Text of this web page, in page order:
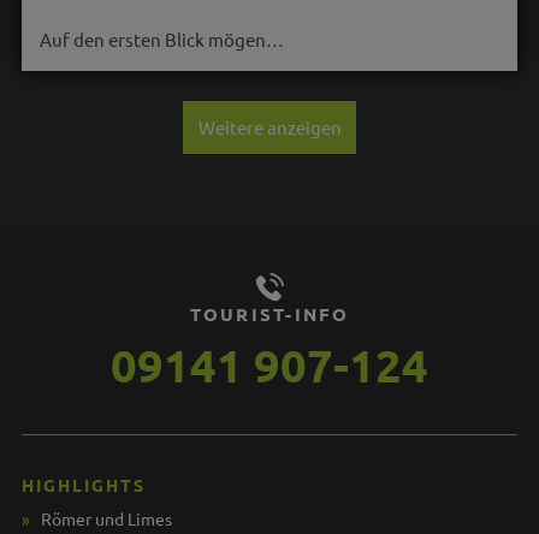
Auf den ersten Blick mögen…
Weitere anzeigen
TOURIST-INFO
09141 907-124
HIGHLIGHTS
Römer und Limes